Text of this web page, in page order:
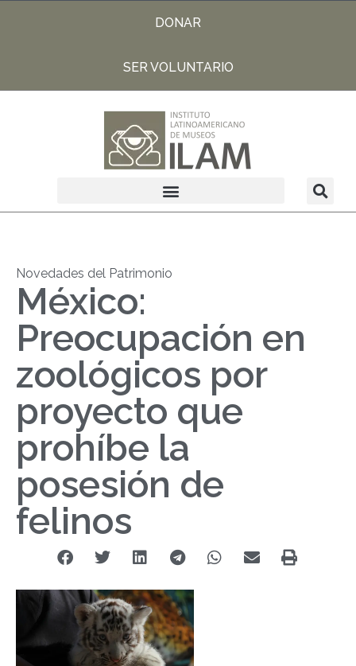
DONAR
SER VOLUNTARIO
Novedades del Patrimonio
México:
Preocupación en
zoológicos por
proyecto que
prohíbe la
posesión de
felinos